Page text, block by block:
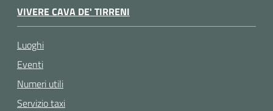
VIVERE CAVA DE' TIRRENI
Luoghi
Eventi
Numeri utili
Servizio taxi